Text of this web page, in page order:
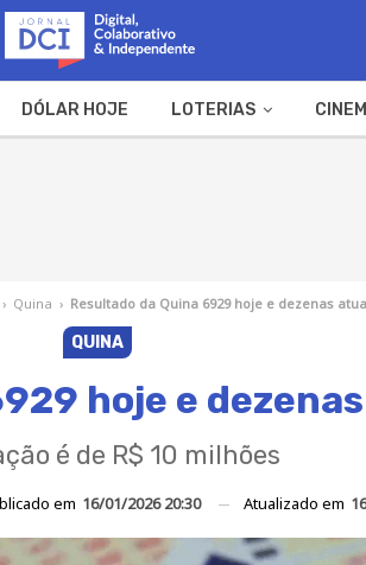
DÓLAR HOJE LOTERIAS
› Quina › Resultado da Quina 6929 hoje e dezenas
QUINA
hoje e
é de R$ 10 milhões
em 16/01/2026 20:30 Atualizado em